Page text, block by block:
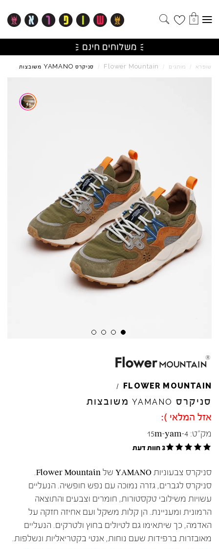
0
שופרא / מותגים /
Flower Mountain
/ סניקרס YAMANO משובצות
Skip to product reviews
FLOWER MOUNTAIN
/
סניקרס YAMANO משובצות
אזל המלאי ):
מק"ט: 15m-yam-4
3 חוות דעת
סניקרס צבעוניות YAMANO של Flower Mountain.
סניקרס לגברים, גזרה נמוכה עם נפש חופשיה. הנעליים
עשויות משילובי טקסטורות, חומרים וצבעים והתוצאה
הרמונית ומעניינת. הן קלות משקל ועם אחיזה חזקה על
האדמה, כך שיתאימו גם לטיולים בחוץ ולטרקים. הנעליים
מאובזרות ברפידות שעם נוחות, אנטי בקטריאליות ונשלפות.